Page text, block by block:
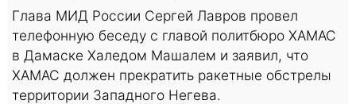
Глава МИД России Сергей Лавров провел
телефонную беседу с главой политбюро ХАМАС
в Дамаске Халедом Машалем и заявил, что
ХАМАС должен прекратить ракетные обстрелы
территории Западного Негева.